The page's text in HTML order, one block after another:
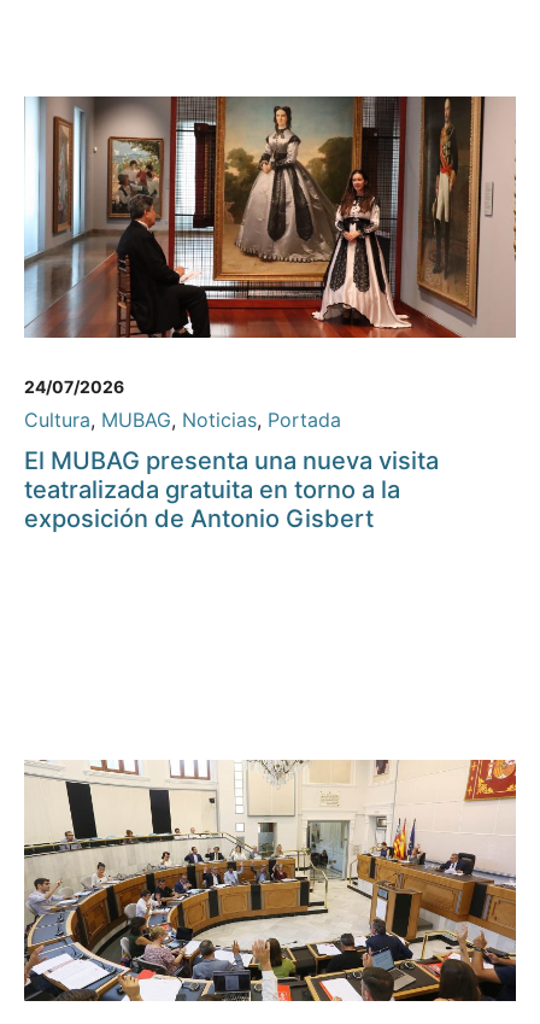
24/07/2026
Cultura, MUBAG, Noticias, Portada
El MUBAG presenta una nueva visita
teatralizada gratuita en torno a la
exposición de Antonio Gisbert